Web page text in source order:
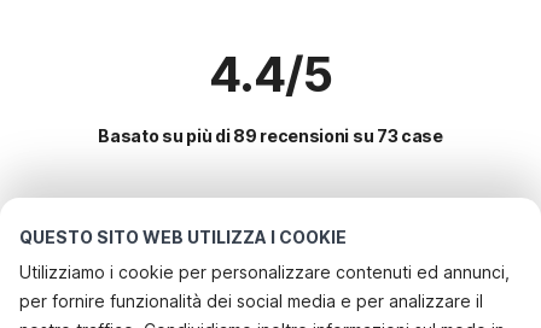
QUESTO SITO WEB UTILIZZA I COOKIE
Utilizziamo i cookie per personalizzare contenuti ed annunci,
per fornire funzionalità dei social media e per analizzare il
4.4/5
Basato su più di 89 recensioni su 73 case
Le destinazioni più popolari per le
vacanze
Servizi più popolari per le vacanze in Baden-württemberg